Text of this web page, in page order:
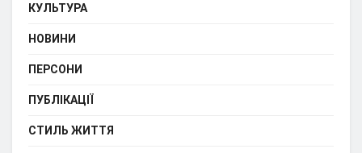
КУЛЬТУРА
НОВИНИ
ПЕРСОНИ
ПУБЛІКАЦІЇ
СТИЛЬ ЖИТТЯ